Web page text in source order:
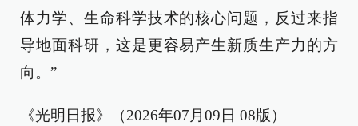
体力学、生命科学技术的核心问题，反过来指
导地面科研，这是更容易产生新质生产力的方
向。”
《光明日报》（2026年07月09日 08版）